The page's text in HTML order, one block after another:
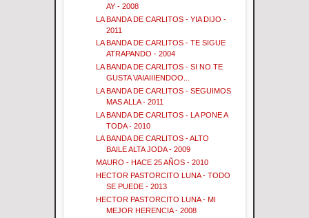
AY - 2008
LA BANDA DE CARLITOS - YIA DIJO -
2011
LA BANDA DE CARLITOS - TE SIGUE
ATRAPANDO - 2004
LA BANDA DE CARLITOS - SI NO TE
GUSTA VAIAIIIENDOO...
LA BANDA DE CARLITOS - SEGUIMOS
MAS ALLA - 2011
LA BANDA DE CARLITOS - LA PONE A
TODA - 2010
LA BANDA DE CARLITOS - ALTO
BAILE ALTA JODA - 2009
MAURO - HACE 25 AÑOS - 2010
HECTOR PASTORCITO LUNA - TODO
SE PUEDE - 2013
HECTOR PASTORCITO LUNA - MI
MEJOR HERENCIA - 2008